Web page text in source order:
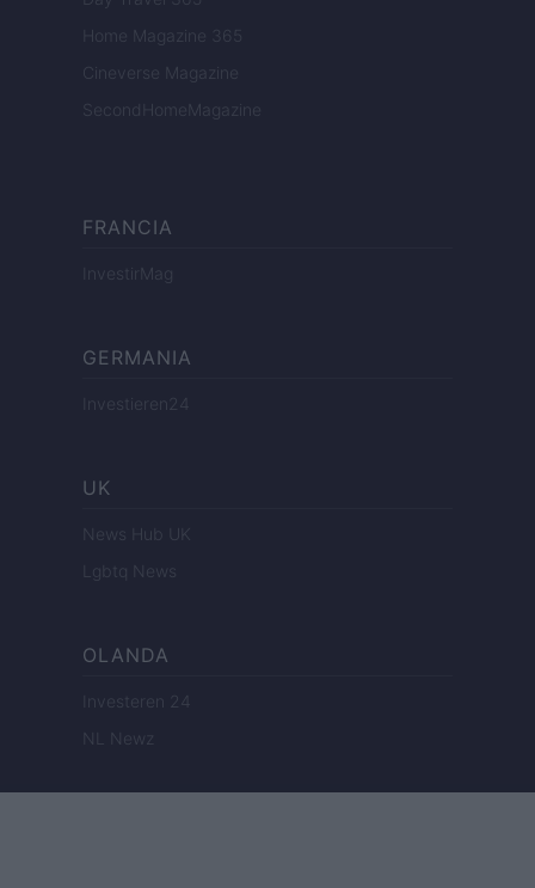
Home Magazine 365
Cineverse Magazine
SecondHomeMagazine
FRANCIA
InvestirMag
GERMANIA
Investieren24
UK
News Hub UK
Lgbtq News
OLANDA
Investeren 24
NL Newz